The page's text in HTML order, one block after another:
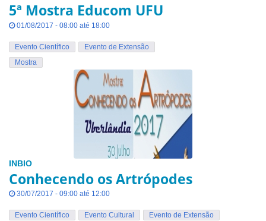
5ª Mostra Educom UFU
01/08/2017 - 08:00 até 18:00
Evento Científico
Evento de Extensão
Mostra
INBIO
Conhecendo os Artrópodes
30/07/2017 - 09:00 até 12:00
Evento Científico Evento Cultural
Evento de Extensão